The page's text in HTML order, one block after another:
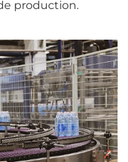
production.